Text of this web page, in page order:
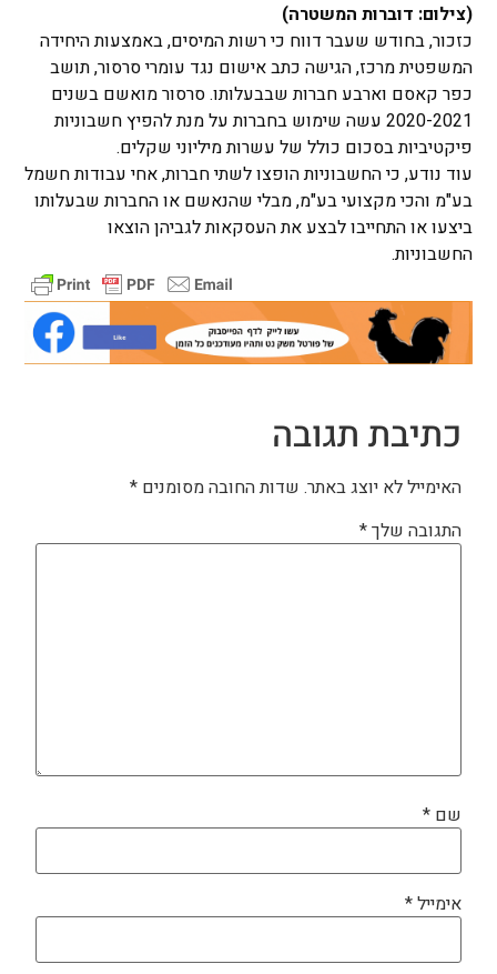
(צילום: דוברות המשטרה)
כזכור, בחודש שעבר דווח כי רשות המיסים, באמצעות היחידה
המשפטית מרכז, הגישה כתב אישום נגד עומרי סרסור, תושב
כפר קאסם וארבע חברות שבבעלותו. סרסור מואשם בשנים
2020-2021 עשה שימוש בחברות על מנת להפיץ חשבוניות
פיקטיביות בסכום כולל של עשרות מיליוני שקלים.
עוד נודע, כי החשבוניות הופצו לשתי חברות, אחי עבודות חשמל
בע"מ והכי מקצועי בע"מ, מבלי שהנאשם או החברות שבעלותו
ביצעו או התחייבו לבצע את העסקאות לגביהן הוצאו
החשבוניות.
כתיבת תגובה
האימייל לא יוצג באתר. שדות החובה מסומנים *
התגובה שלך*
שם *
אימייל*